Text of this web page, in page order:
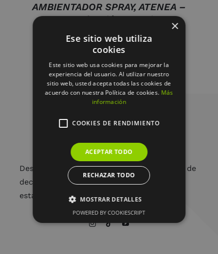
AMBIENTADOR SPRAY, ATENEA –
100ML. colección experiences
Desde arreglos florales únicos hasta piezas de
decoración cuidadosamente seleccionadas,
estamos aquí para embellecer tu vida.
×
Ese sitio web utiliza
cookies
Este sitio web usa cookies para mejorar la
experiencia del usuario. Al utilizar nuestro
sitio web, usted acepta todas las cookies de
acuerdo con nuestra Política de cookies. Más
información
COOKIES DE RENDIMIENTO
ACEPTAR TODO
RECHAZAR TODO
MOSTRAR DETALLES
POWERED BY COOKIESCRIPT